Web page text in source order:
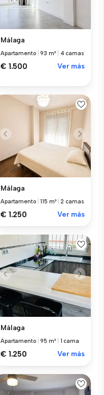
Málaga
Apartamento |93 m² 4 camas
€ 1.500 Ver más
Málaga
Apartamento |115 m² |2 camas
€ 1.250 Ver más
Málaga
Apartamento |95 m² 1 cama
€ 1.250 Ver más